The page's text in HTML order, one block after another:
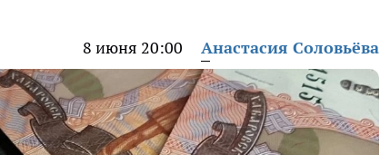
8 июня 20:00 Анастасия Соловьёва